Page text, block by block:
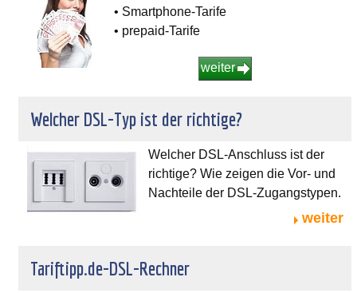
• Smartphone-Tarife
• prepaid-Tarife
weiter
Welcher DSL-Typ ist der richtige?
Welcher DSL-Anschluss ist der
richtige? Wie zeigen die Vor- und
Nachteile der DSL-Zugangstypen.
weiter
Tariftipp.de-DSL-Rechner